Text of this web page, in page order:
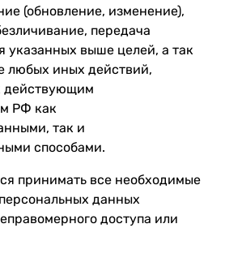
(обновление, изменение),
передача
указанных выше целей, а так
любых иных действий,
действующим
РФ как
так и
способами.
принимать все необходимые
данных
доступа или